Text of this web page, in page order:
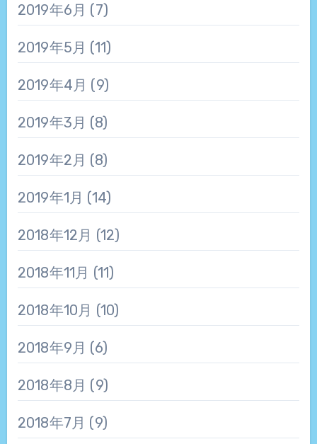
2019年6月 (7)
2019年5月 (11)
2019年4月 (9)
2019年3月 (8)
2019年2月 (8)
2019年1月 (14)
2018年12月 (12)
2018年11月 (11)
2018年10月 (10)
2018年9月 (6)
2018年8月 (9)
2018年7月 (9)